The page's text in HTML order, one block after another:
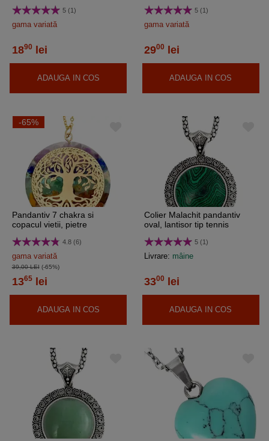
5 (1)
gama variată
1890 lei
ADAUGA IN COS
lantisor inoxidabil
5 (1)
gama variată
2900 lei
ADAUGA IN COS
-65%
Pandantiv 7 chakra si
copacul vietii, pietre
negru, bijuterii orgonice 35
mm
4.8 (6)
gama variată
39,00 LEI(-65%)
1365lei
ADAUGA IN COS
Colier Malachit pandantiv
oval, lantisor tip tennis
cm verde
5 (1)
Livrare: mâine
3300 lei
ADAUGA IN COS